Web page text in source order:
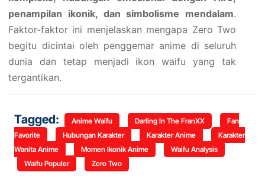
penampilan ikonik, dan simbolisme mendalam.
Faktor-faktor ini menjelaskan mengapa Zero Two
begitu dicintai oleh penggemar anime di seluruh
dunia dan tetap menjadi ikon waifu yang tak
tergantikan.
Tagged: Anime Waifu Darling In The FranXX
Fan
Favorite
Hubungan Karakter Karakter Anime
Karakter
Wanita Anime
Momen Ikonik Anime
Waifu Analysis
Waifu Populer
Zero Two